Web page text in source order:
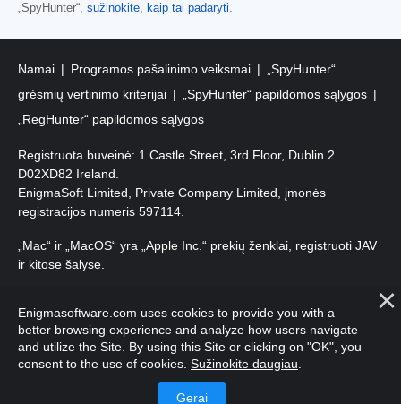
„SpyHunter“, sužinokite, kaip tai padaryti
Namai Programos pašalinimo veiksmai
„SpyHunter“
grėsmių vertinimo kriterijai
„SpyHunter“ papildomos sąlygos
„RegHunter“ papildomos sąlygos
Registruota buveinė: 1 Castle Street, 3rd Floor, Dublin 2
D02XD82 Ireland.
EnigmaSoft Limited, Private Company Limited, įmonės
registracijos numeris 597114.
„Mac“ ir „MacOS“ yra „Apple Inc.“ prekių ženklai, registruoti JAV
ir kitose šalyse.
saugomos.
Enigmasoftware.com uses cookies to provide you with a
better browsing experience and analyze how users navigate
and utilize the Site. By using this Site or clicking on "OK", you
consent to the use of cookies. Sužinokite daugiau